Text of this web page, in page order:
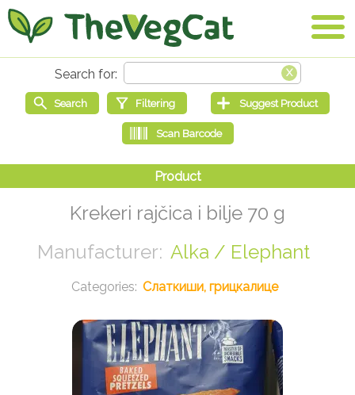
Krekeri rajčica i bilje 70 g
Alka / Elephant
Слаткиши, грицкалице